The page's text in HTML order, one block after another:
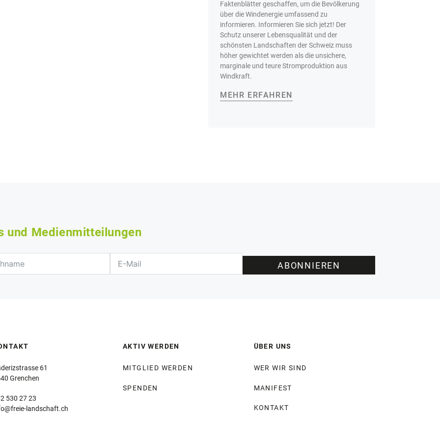
Faktenblätter geschaffen, um die Bevölkerung
über die Windenergie umfassend zu
informieren. Informieren Sie sich jetzt! Der
Schutz unserer Lebensqualität und der
schönsten Landschaften der Schweiz muss
höher gewichtet werden als die unsichere,
marginale und teure Stromproduktion aus
Windkraft.
MEHR ERFAHREN
und Medienmitteilungen
ABONNIEREN
61
Grenchen
530 27 23
landschaft.ch
AKTIV WERDEN
MITGLIED WERDEN
SPENDEN
ÜBER UNS
WER WIR SIND
MANIFEST
KONTAKT